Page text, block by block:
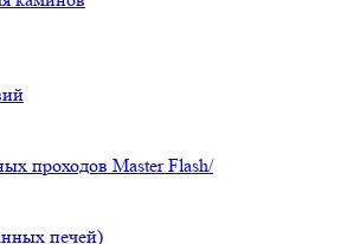
проходов Master Flash/
печей)